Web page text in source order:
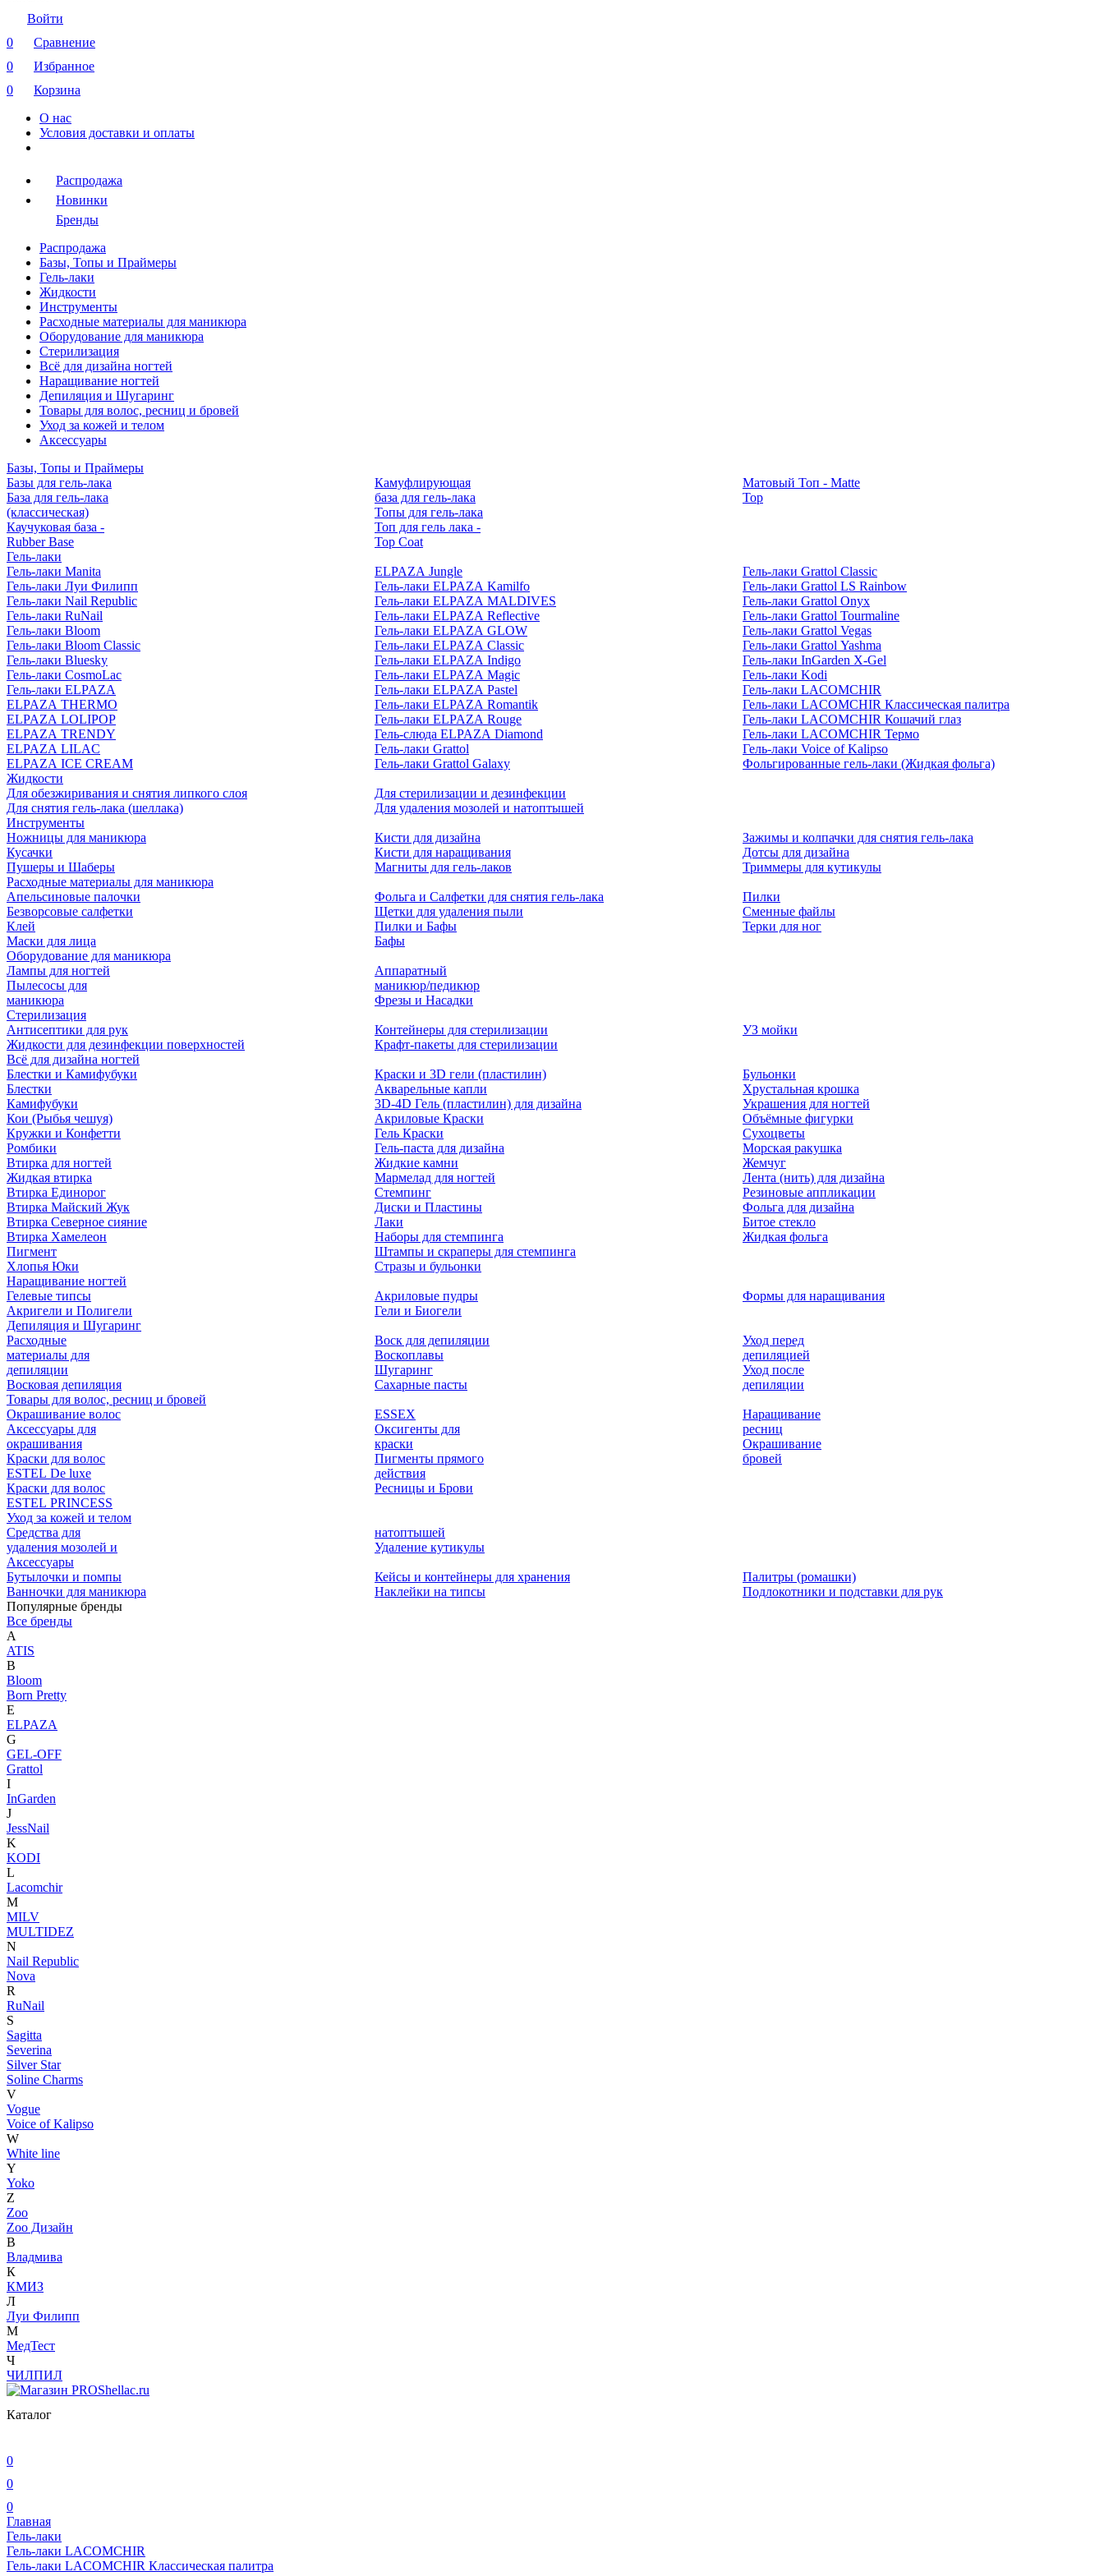
Войти
0
Сравнение
0
Избранное
0
Корзина
О нас
Условия доставки и оплаты
Распродажа
Новинки
Бренды
Распродажа
Базы, Топы и Праймеры
Гель-лаки
Жидкости
Инструменты
Расходные материалы для маникюра
Оборудование для маникюра
Стерилизация
Всё для дизайна ногтей
Наращивание ногтей
Депиляция и Шугаринг
Товары для волос, ресниц и бровей
Уход за кожей и телом
Аксессуары
Базы, Топы и Праймеры
Базы для гель-лака
База для гель-лака
(классическая)
Каучуковая база -
Rubber Base
Камуфлирующая
база для гель-лака
Топы для гель-лака
Топ для гель лака -
Top Coat
Матовый Топ - Matte
Top
Гель-лаки
Гель-лаки Manita
Гель-лаки Луи Филипп
Гель-лаки Nail Republic
Гель-лаки RuNail
Гель-лаки Bloom
Гель-лаки Bloom Classic
Гель-лаки Bluesky
Гель-лаки CosmoLac
Гель-лаки ELPAZA
ELPAZA THERMO
ELPAZA LOLIPOP
ELPAZA TRENDY
ELPAZA LILAC
ELPAZA IСE CREAM
ELPAZA Jungle
Гель-лаки ELPAZA Kamilfo
Гель-лаки ELPAZA MALDIVES
Гель-лаки ELPAZA Reflective
Гель-лаки ELPAZA GLOW
Гель-лаки ELPAZA Classic
Гель-лаки ELPAZA Indigo
Гель-лаки ELPAZA Magic
Гель-лаки ELPAZA Pastel
Гель-лаки ELPAZA Romantik
Гель-лаки ELPAZA Rouge
Гель-слюда ELPAZA Diamond
Гель-лаки Grattol
Гель-лаки Grattol Galaxy
Гель-лаки Grattol Classic
Гель-лаки Grattol LS Rainbow
Гель-лаки Grattol Onyx
Гель-лаки Grattol Tourmaline
Гель-лаки Grattol Vegas
Гель-лаки Grattol Yashma
Гель-лаки InGarden X-Gel
Гель-лаки Kodi
Гель-лаки LACOMCHIR
Гель-лаки LACOMCHIR Классическая палитра
Гель-лаки LACOMCHIR Кошачий глаз
Гель-лаки LACOMCHIR Термо
Гель-лаки Voice of Kalipso
Фольгированные гель-лаки (Жидкая фольга)
Жидкости
Для обезжиривания и снятия липкого слоя
Для снятия гель-лака (шеллака)
Для стерилизации и дезинфекции
Для удаления мозолей и натоптышей
Инструменты
Ножницы для маникюра
Кусачки
Пушеры и Шаберы
Кисти для дизайна
Кисти для наращивания
Магниты для гель-лаков
Зажимы и колпачки для снятия гель-лака
Дотсы для дизайна
Триммеры для кутикулы
Расходные материалы для маникюра
Апельсиновые палочки
Безворсовые салфетки
Клей
Маски для лица
Фольга и Салфетки для снятия гель-лака
Щетки для удаления пыли
Пилки и Бафы
Бафы
Пилки
Сменные файлы
Терки для ног
Оборудование для маникюра
Лампы для ногтей
Пылесосы для
маникюра
Аппаратный
маникюр/педикюр
Фрезы и Насадки
Стерилизация
Антисептики для рук
Жидкости для дезинфекции поверхностей
Контейнеры для стерилизации
Крафт-пакеты для стерилизации
УЗ мойки
Всё для дизайна ногтей
Блестки и Камифубуки
Блестки
Камифубуки
Кои (Рыбья чешуя)
Кружки и Конфетти
Ромбики
Втирка для ногтей
Жидкая втирка
Втирка Единорог
Втирка Майский Жук
Втирка Северное сияние
Втирка Хамелеон
Пигмент
Хлопья Юки
Краски и 3D гели (пластилин)
Акварельные капли
3D-4D Гель (пластилин) для дизайна
Акриловые Краски
Гель Краски
Гель-паста для дизайна
Жидкие камни
Мармелад для ногтей
Стемпинг
Диски и Пластины
Лаки
Наборы для стемпинга
Штампы и скраперы для стемпинга
Стразы и бульонки
Бульонки
Хрустальная крошка
Украшения для ногтей
Объёмные фигурки
Сухоцветы
Морская ракушка
Жемчуг
Лента (нить) для дизайна
Резиновые аппликации
Фольга для дизайна
Битое стекло
Жидкая фольга
Наращивание ногтей
Гелевые типсы
Акригели и Полигели
Акриловые пудры
Гели и Биогели
Формы для наращивания
Депиляция и Шугаринг
Расходные
материалы для
депиляции
Восковая депиляция
Воск для депиляции
Воскоплавы
Шугаринг
Сахарные пасты
Уход перед
депиляцией
Уход после
депиляции
Товары для волос, ресниц и бровей
Окрашивание волос
Аксессуары для
окрашивания
Краски для волос
ESTEL De luxe
Краски для волос
ESTEL PRINCESS
ESSEX
Оксигенты для
краски
Пигменты прямого
действия
Ресницы и Брови
Наращивание
ресниц
Окрашивание
бровей
Уход за кожей и телом
Средства для
удаления мозолей и
натоптышей
Удаление кутикулы
Аксессуары
Бутылочки и помпы
Ванночки для маникюра
Кейсы и контейнеры для хранения
Наклейки на типсы
Палитры (ромашки)
Подлокотники и подставки для рук
Популярные бренды
Все бренды
A
ATIS
B
Bloom
Born Pretty
E
ELPAZA
G
GEL-OFF
Grattol
I
InGarden
J
JessNail
K
KODI
L
Lacomchir
M
MILV
MULTIDEZ
N
Nail Republic
Nova
R
RuNail
S
Sagitta
Severina
Silver Star
Soline Charms
V
Vogue
Voice of Kalipso
W
White line
Y
Yoko
Z
Zoo
Zoo Дизайн
В
Владмива
К
КМИЗ
Л
Луи Филипп
М
МедТест
Ч
ЧИЛПИЛ
Каталог
0
0
0
Главная
Гель-лаки
Гель-лаки LACOMCHIR
Гель-лаки LACOMCHIR Классическая палитра